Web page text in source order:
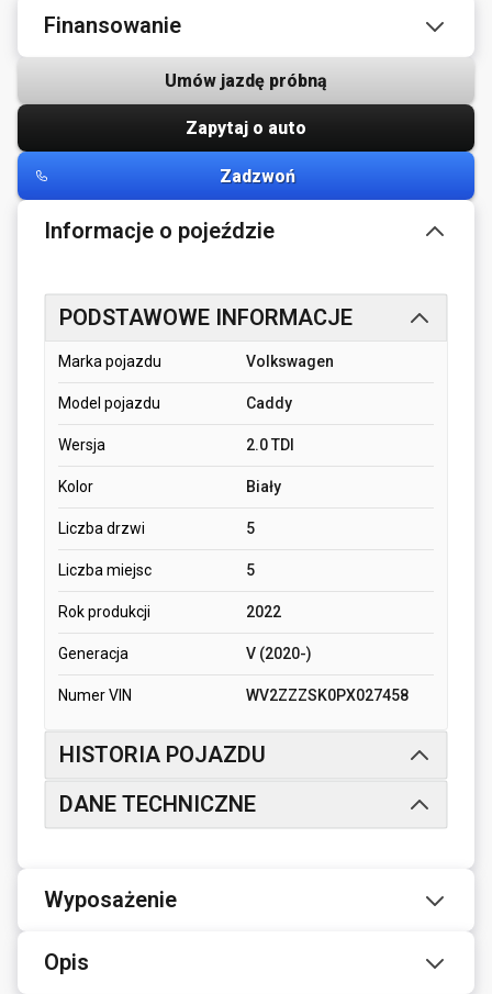
Finansowanie
Umów jazdę próbną
Zapytaj o auto
Zadzwoń
Informacje o pojeździe
PODSTAWOWE INFORMACJE
Marka pojazdu Volkswagen
Model pojazdu Caddy
Wersja 2.0 TDI
Kolor Biały
Liczba drzwi 5
Liczba miejsc 5
Rok produkcji 2022
Generacja V (2020-)
Numer VIN WV2ZZZSK0PX027458
HISTORIA POJAZDU
DANE TECHNICZNE
Wyposażenie
Opis